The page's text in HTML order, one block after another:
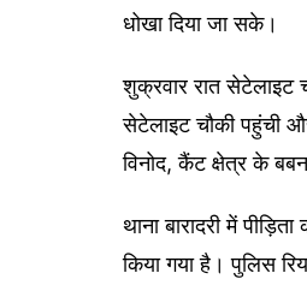
धोखा दिया जा सके।
शुक्रवार रात सेटेलाइट
सेटेलाइट चौकी पहुंची
विनोद, कैंट क्षेत्र के
थाना बारादरी में
किया गया है। पुलिस